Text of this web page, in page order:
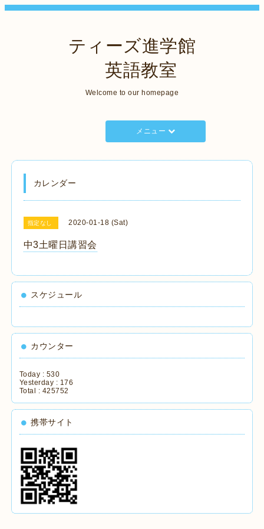
ティーズ進学館
英語教室
Welcome to our homepage
メニュー
カレンダー
指定なし 2020-01-18 (Sat)
中3土曜日講習会
スケジュール
カウンター
Today : 530
Yesterday : 176
Total : 425752
携帯サイト